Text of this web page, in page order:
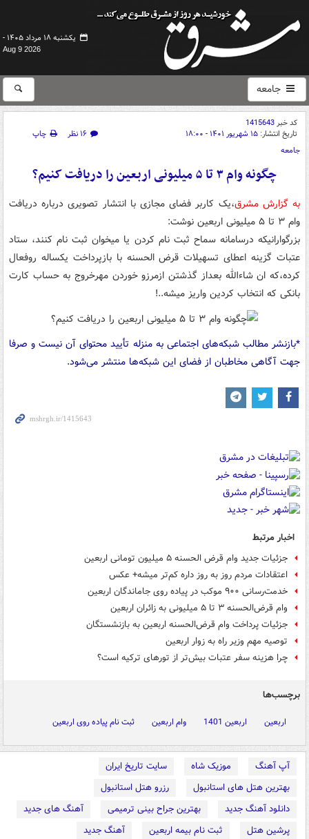
یکشنبه ۱۸ مرداد ۱۴۰۵ -
Aug 9 2026
جامعه
کد خبر1415643
تاریخ انتشار: ۱۵ شهریور ۱۴۰۱ - ۱۸:۰۰ ۱۶ نظر
چاپ
جامعه
چگونه وام ۳ تا ۵ میلیونی اربعین را دریافت کنیم؟
به گزارش مشرق،یک کاربر فضای مجازی با انتشار تصویری درباره دریافت
وام ۳ تا ۵ میلیونی اربعین نوشت:
بزرگوارانیکه درسامانه سماح ثبت نام کردن یا میخوان ثبت نام کنند، ستاد
عتبات گزینه اعطای تسهیلات قرض الحسنه با بازپرداخت یکساله روفعال
کرده،که ان شاءالله بعداز گذشتن ازمرزو خوردن مهرخروج به حساب کارت
بانکی که انتخاب کردین واریز میشه..!
*بازنشر مطالب شبکه‌های اجتماعی به منزله تأیید محتوای آن نیست و صرفا
جهت آگاهی مخاطبان از فضای این شبکه‌ها منتشر می‌شود.
اخبار مرتبط
جزئیات جدید وام قرض الحسنه ۵ میلیون تومانی اربعین
اعتقادات مردم روز به روز داره کم‌تر میشه+ عکس
خدمت‌رسانی ۹۰۰ موکب در پیاده روی جاماندگان اربعین
وام قرض‌الحسنه ۳ تا ۵ میلیونی به زائران اربعین
جزئیات پرداخت وام قرض‌الحسنه اربعین به بازنشستگان
توصیه مهم وزیر راه به زوار اربعین
چرا هزینه سفر عتبات بیش‌تر از تورهای ترکیه است؟
برچسب‌ها
اربعین اربعین 1401 وام اربعین ثبت نام پیاده روی اربعین
آپ آهنگ موزیک شاه
سایت تاریخ ایران
بهترین هتل های استانبول
رزرو هتل استانبول
دانلود آهنگ جدید
بهترین جراح بینی ترمیمی
آهنگ های جدید
پرشین هتل
ثبت نام بیمه اربعین
آهنگ جدید